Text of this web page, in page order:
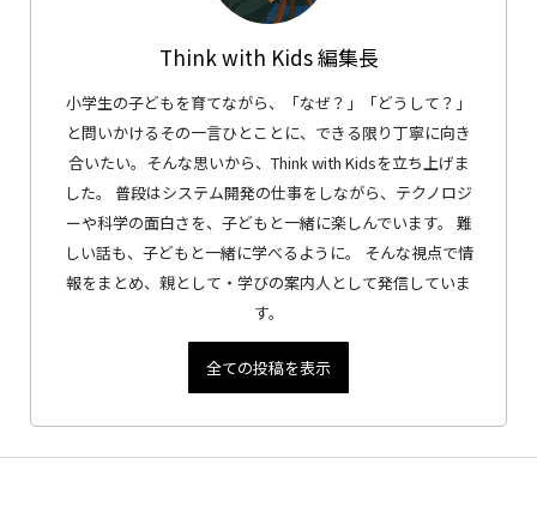
Think with Kids 編集長
小学生の子どもを育てながら、「なぜ？」「どうして？」
と問いかけるその一言ひとことに、できる限り丁寧に向き
合いたい。そんな思いから、Think with Kidsを立ち上げま
した。 普段はシステム開発の仕事をしながら、テクノロジ
ーや科学の面白さを、子どもと一緒に楽しんでいます。 難
しい話も、子どもと一緒に学べるように。 そんな視点で情
報をまとめ、親として・学びの案内人として発信していま
す。
全ての投稿を表示